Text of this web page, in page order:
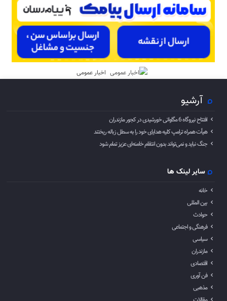
اخبار عمومی
آرشیو
افتتاح نیروگاه 6 مگاواتی خورشیدی در کجور مازندران
هیأت همراه ترامپ کلیه هدایای خود را به سطل زباله ریختند
جنگ نباید و نمی‌تواند بدون انتقام خامنه‌ای عزیز تمام شود
سایر لینک ها
خانه
بین المللی
حوادث
فرهنگی و اجتماعی
سیاسی
مازندران
اقتصادی
فن آوری
مذهبی